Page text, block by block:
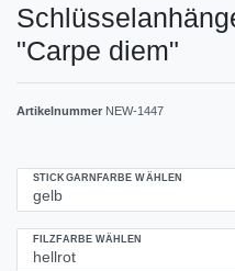
"Carpe diem"
Artikelnummer NEW-1447
STICKGARNFARBE WÄHLEN
FILZFARBE WÄHLEN